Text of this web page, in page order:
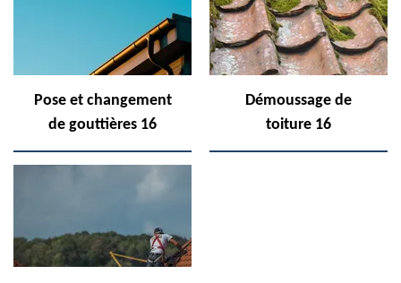
Pose et changement
de gouttières 16
Démoussage de
toiture 16